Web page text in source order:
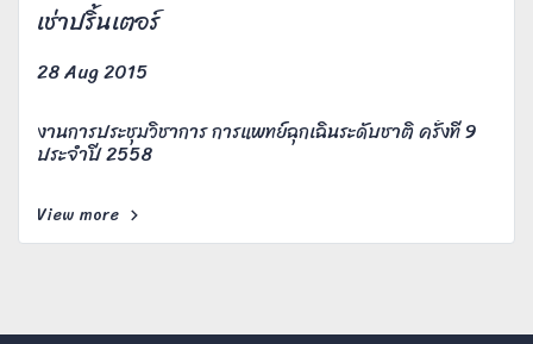
เช่าปริ้นเตอร์
28 Aug 2015
งานการประชุมวิชาการ การแพทย์ฉุกเฉินระดับชาติ ครั้งที่ 9
ประจำปี 2558
View more